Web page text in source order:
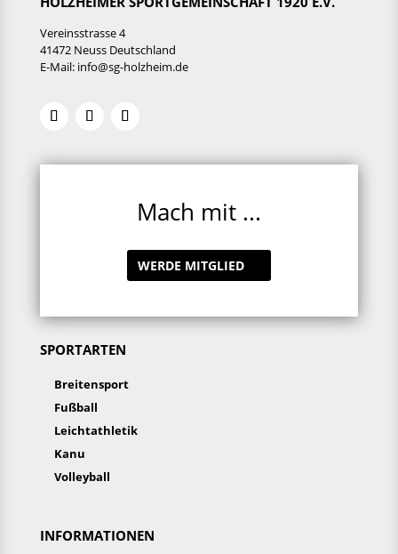
Vereinsstrasse 4
41472 Neuss Deutschland
E-Mail: info@sg-holzheim.de
Mach mit ...
WERDE MITGLIED
SPORTARTEN
Breitensport
Fußball
Leichtathletik
Kanu
Volleyball
INFORMATIONEN